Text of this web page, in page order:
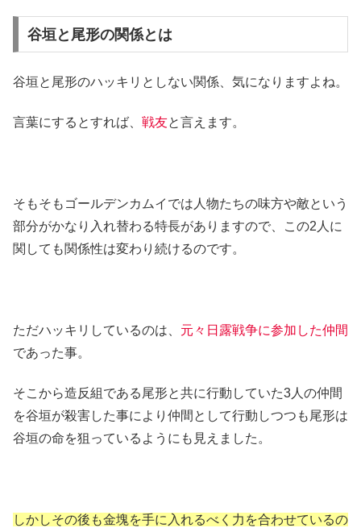
谷垣と尾形の関係とは
谷垣と尾形のハッキリとしない関係、気になりますよね。
言葉にするとすれば、 戦友と言えます。
そもそもゴールデンカムイでは人物たちの味方や敵という
部分がかなり入れ替わる特長がありますので、この2人に
関しても関係性は変わり続けるのです。
ただハッキリしているのは、 元々日露戦争に参加した仲間
であった事。
そこから造反組である尾形と共に行動していた3人の仲間
を谷垣が殺害した事により仲間として行動しつつも尾形は
谷垣の命を狙っているようにも見えました。
しかしその後も金塊を手に入れるべく力を合わせているの